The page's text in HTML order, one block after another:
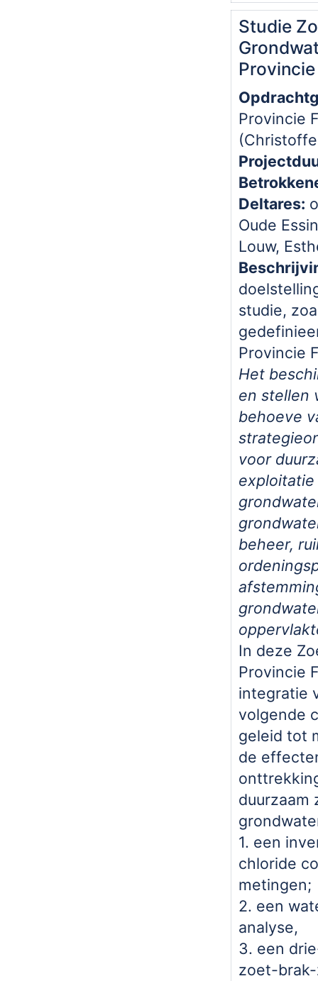
Studie
Provincie
Deltares:
Oude
Louw,
studie,
Provincie
Het
en stellen
behoeve
voor
beheer,
In deze
Provincie
integratie
volgende
geleid tot
de
duurzaam
1. een
chloride
metingen;
2. een
analyse,
3. een
zoet-